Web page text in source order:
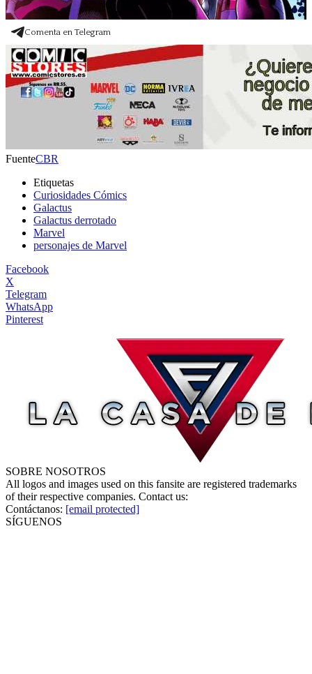
Comenta en Telegram
FuenteCBR
Etiquetas
Curiosidades Cómics
Galactus
Galactus derrotado
Marvel
personajes de Marvel
Facebook
X
Telegram
WhatsApp
Pinterest
SOBRE NOSOTROS
All logos and images used on this fansite are registered trademarks
of their respective companies. Contact us:
Contáctanos: [email protected]
SÍGUENOS